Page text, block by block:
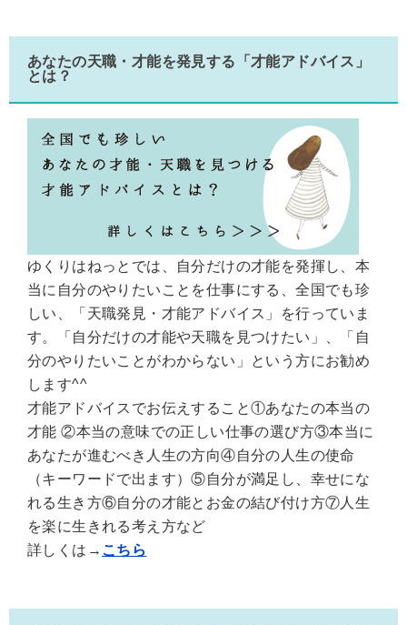
あなたの天職・才能を発見する「才能アドバイス」
とは？
ゆくりはねっとでは、自分だけの才能を発揮し、本
当に自分のやりたいことを仕事にする、全国でも珍
しい、「天職発見・才能アドバイス」を行っていま
す。「自分だけの才能や天職を見つけたい」、「自
分のやりたいことがわからない」という方にお勧め
します^^
才能アドバイスでお伝えすること①あなたの本当の
才能 ②本当の意味での正しい仕事の選び方③本当に
あなたが進むべき人生の方向④自分の人生の使命
（キーワードで出ます）⑤自分が満足し、幸せにな
れる生き方⑥自分の才能とお金の結び付け方⑦人生
を楽に生きれる考え方など
詳しくは→ こちら